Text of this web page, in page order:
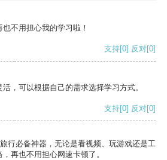
不用担心我的学习啦！
支持[0] 反对[0]
，可以根据自己的需求选择学习方式。
支持[0] 反对[0]
行必备神器，无论是看视频、玩游戏还是工
再也不用担心网速卡顿了。